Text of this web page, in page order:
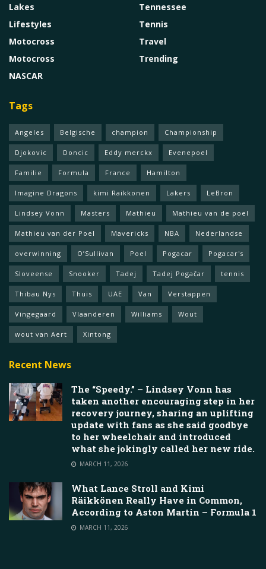
Lakes
Lifestyles
Motocross
Motocross
NASCAR
Tennessee
Tennis
Travel
Trending
Tags
Angeles Belgische champion Championship
Djokovic Doncic Eddy merckx Evenepoel
Familie Formula France Hamilton
Imagine Dragons kimi Raikkonen Lakers LeBron
Lindsey Vonn Masters Mathieu Mathieu van de poel
Mathieu van der Poel Mavericks NBA Nederlandse
overwinning O’Sullivan Poel Pogacar Pogacar's
Sloveense Snooker Tadej Tadej Pogačar tennis
Thibau Nys Thuis UAE Van Verstappen
Vingegaard Vlaanderen Williams Wout
wout van Aert Xintong
Recent News
The “Speedy.” – Lindsey Vonn has
taken another encouraging step in her
recovery journey, sharing an uplifting
update with fans as she said goodbye
to her wheelchair and introduced
what she jokingly called her new ride.
MARCH 11, 2026
What Lance Stroll and Kimi
Räikkönen Really Have in Common,
According to Aston Martin – Formula 1
MARCH 11, 2026